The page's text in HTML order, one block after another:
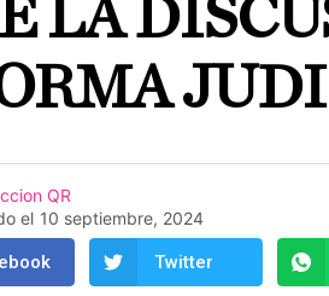
LA
QR
el 10 septiembre, 2024
Twitter